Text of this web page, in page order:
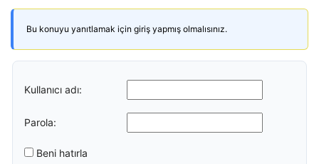
Bu konuyu yanıtlamak için giriş yapmış olmalısınız.
Kullanıcı adı:
Parola:
Beni hatırla